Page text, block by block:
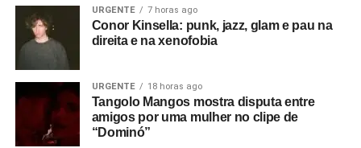
URGENTE 7 horas ago
Conor Kinsella: punk, jazz, glam e pau na
direita e na xenofobia
URGENTE 18 horas ago
Tangolo Mangos mostra disputa entre
amigos por uma mulher no clipe de
“Dominó”